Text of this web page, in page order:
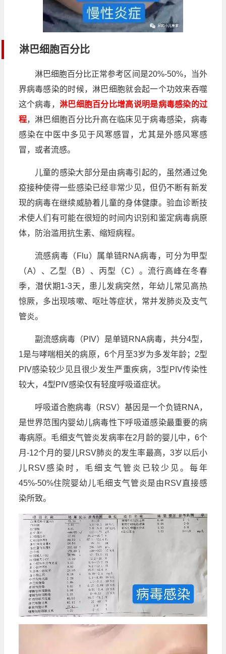
淋巴细胞百分比
淋巴细胞百分比正常参考区间是20%-50%，当外
界病毒感染的时候，淋巴细胞就会起一个功效来吞噬
这个病毒，淋巴细胞百分比增高说明是病毒感染的过
程，淋巴细胞百分比升高在临床见于病毒感染，病毒
感染在中医中多见于风寒感冒，尤其是外感风寒感
冒，或者流感。
儿童的感染大部分是由病毒引起的，虽然通过免
疫接种使得一些感染已经非常少见，但仍不断有新发
现的病毒在继续威胁着儿童的身体健康。验血诊断技
术使人们有可能在很短的时间内识别和鉴定病毒病原
体，防治滥用抗生素、缩短病程。
流感病毒（Flu）属单链RNA病毒，可分为甲型
（A）、乙型（B）、丙型（C）。流行高峰在冬春
季，潜伏期1-3天，患儿发病突然，年幼儿常见高热
惊厥，多出现咳嗽、呕吐等症状，常并发肺炎及支气
管炎。
副流感病毒（PIV）是单链RNA病毒，共分4型，
1是与哮喘相关的病原，6个月至3岁为多发年龄；2型
PIV感染较少见且很少发生严重疾病，3型PIV传染性
较大，4型PIV感染仅有轻度呼吸道症状。
呼吸道合胞病毒（RSV）基因是一个负链RNA，
是世界范围内婴幼儿病毒性下呼吸道感染最重要的病
毒病原。毛细支气管炎发病率在2月龄的婴儿中，6个
月-12个月的婴儿RSV肺炎的发生率最高，3岁以后小
儿RSV感染时，毛细支气管炎已较少见。每年
45%-50%住院婴幼儿毛细支气管炎是由RSV直接感
染所致。